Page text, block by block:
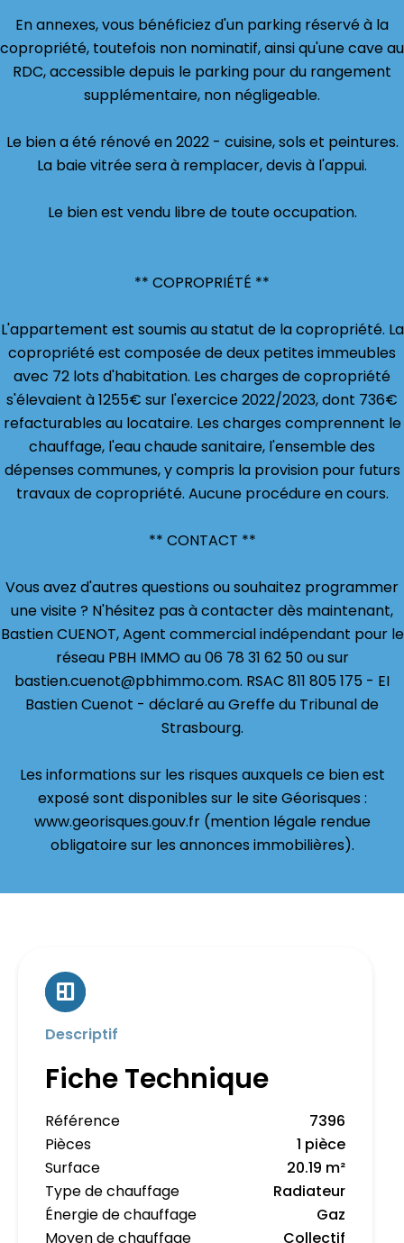
En annexes, vous bénéficiez d'un parking réservé à la
copropriété, toutefois non nominatif, ainsi qu'une cave au
RDC, accessible depuis le parking pour du rangement
supplémentaire, non négligeable.
Le bien a été rénové en 2022 - cuisine, sols et peintures.
La baie vitrée sera à remplacer, devis à l'appui.
Le bien est vendu libre de toute occupation.
** COPROPRIÉTÉ **
L'appartement est soumis au statut de la copropriété. La
copropriété est composée de deux petites immeubles
avec 72 lots d'habitation. Les charges de copropriété
s'élevaient à 1255€ sur l'exercice 2022/2023, dont 736€
refacturables au locataire. Les charges comprennent le
chauffage, l'eau chaude sanitaire, l'ensemble des
dépenses communes, y compris la provision pour futurs
travaux de copropriété. Aucune procédure en cours.
** CONTACT **
Vous avez d'autres questions ou souhaitez programmer
une visite ? N'hésitez pas à contacter dès maintenant,
Bastien CUENOT, Agent commercial indépendant pour le
réseau PBH IMMO au 06 78 31 62 50 ou sur
bastien.cuenot@pbhimmo.com. RSAC 811 805 175 - EI
Bastien Cuenot - déclaré au Greffe du Tribunal de
Strasbourg.
Les informations sur les risques auxquels ce bien est
exposé sont disponibles sur le site Géorisques :
www.georisques.gouv.fr (mention légale rendue
obligatoire sur les annonces immobilières).
Descriptif
Fiche Technique
Référence
7396
Pièces
1 pièce
Surface
20.19 m²
Type de chauffage
Radiateur
Énergie de chauffage
Gaz
Moyen de chauffage
Collectif